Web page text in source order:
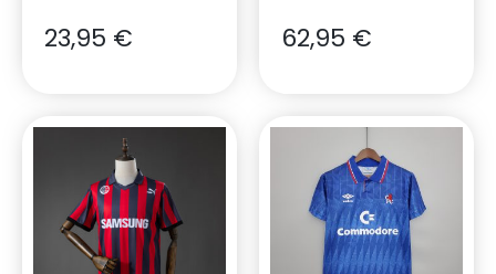
23,95 € 62,95 €